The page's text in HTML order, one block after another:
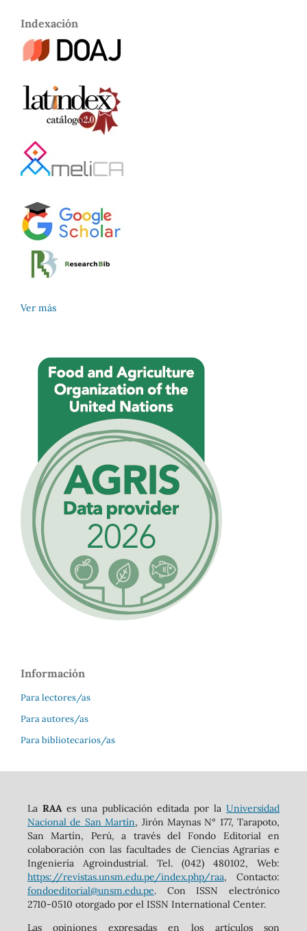
Indexación
Ver más
Información
Para lectores/as
Para autores/as
Para bibliotecarios/as
La RAAes una publicación editada por laUniversidad
Nacional de San Martín, Jirón Maynas N° 177, Tarapoto,
San Martín, Perú, a través del Fondo Editorial en
colaboración con las facultades de Ciencias Agrarias e
Ingeniería Agroindustrial. Tel. (042) 480102, Web:
https://revistas.unsm.edu.pe/index.php/raa, Contacto:
fondoeditorial@unsm.edu.pe. Con ISSN electrónico
2710-0510 otorgado por el ISSN International Center.
Las opiniones expresadas en los artículos son